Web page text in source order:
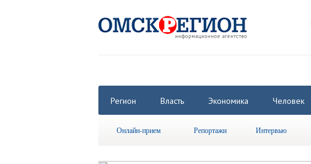
Регион Власть Экономика Человек
Онлайн-прием Репортажи Интервью